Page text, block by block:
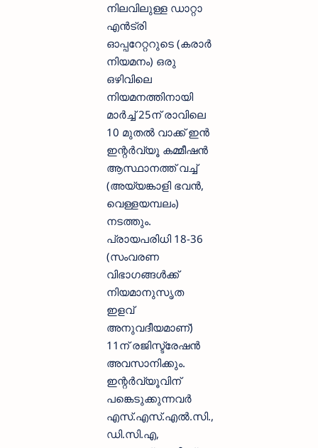
നിലവിലുള്ള ഡാറ്റാ
എൻട്രി
ഓപ്പറേറ്ററുടെ (കരാർ
നിയമനം) ഒരു
ഒഴിവിലെ
നിയമനത്തിനായി
മാർച്ച് 25ന് രാവിലെ
10 മുതൽ വാക്ക് ഇൻ
ഇന്റർവ്യൂ കമ്മീഷൻ
ആസ്ഥാനത്ത് വച്ച്
(അയ്യങ്കാളി ഭവൻ,
വെള്ളയമ്പലം)
നടത്തും.
പ്രായപരിധി 18-36
(സംവരണ
വിഭാഗങ്ങൾക്ക്
നിയമാനുസൃത
ഇളവ്
അനുവദീയമാണ്)
11ന് രജിസ്ട്രേഷൻ
അവസാനിക്കും.
ഇന്റർവ്യൂവിന്
പങ്കെടുക്കുന്നവർ
എസ്.എസ്.എൽ.സി.,
ഡി.സി.എ,